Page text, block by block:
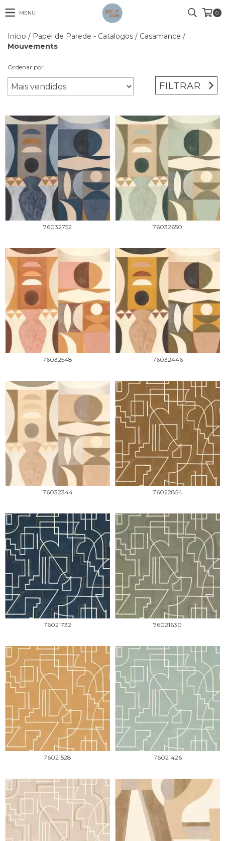
MENU 0
Início / Papel de Parede - Catalogos / Casamance /
Mouvements
Ordenar por
FILTRAR
76032752 76032650
76032548 76032446
76032344 76022854
76021732 76021630
76021528 76021426